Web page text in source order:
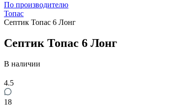
По производителю
Топас
Септик Топас 6 Лонг
Септик Топас 6 Лонг
В наличии
4.5
18